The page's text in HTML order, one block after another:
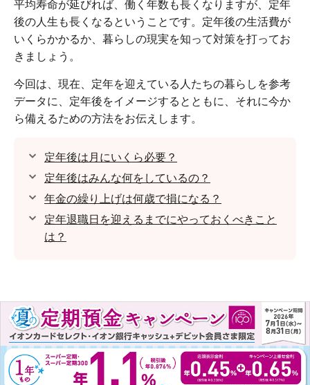
平均寿命が延びれば、働く年数も長くなりますが、定年
後の人生も長くなるということです。定年後の生活費が
いくらかかるか、暮らしの現実を知って対策を打ってお
きましょう。
今回は、現在、定年を迎えている人たちの暮らしを参考
データに、定年後をイメージするとともに、それに今か
ら備えるための方法をお伝えします。
定年後は月にいくら必要？
定年後はみんな何をしているの？
年金の繰り上げは何歳で損になる？
定年退職日を迎えるまでにやっておくべきこと
は？